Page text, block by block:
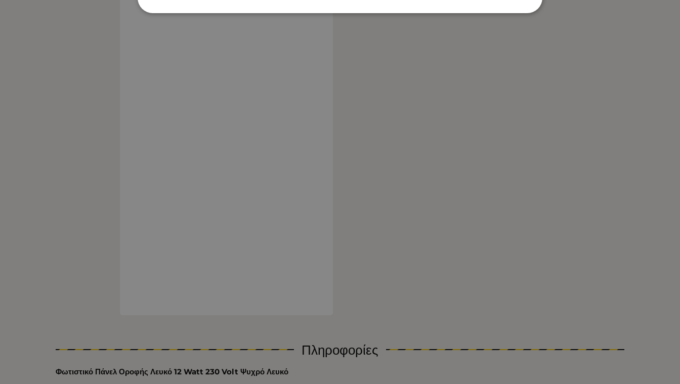
Πληροφορίες
Φωτιστικό Πάνελ Οροφής Λευκό 12 Watt 230 Volt Ψυχρό Λευκό